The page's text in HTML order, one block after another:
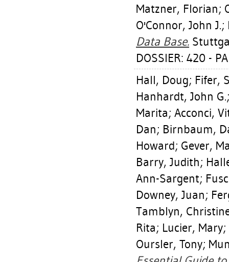
Matzner, Florian;
O'Connor, John J.;
Data Base.
DOSSIER: 420 -
Hall, Doug; Fifer,
Hanhardt, John G.
Marita; Acconci,
Dan; Birnbaum,
Howard; Gever,
Barry, Judith;
Ann-Sargent;
Downey, Juan;
Tamblyn,
Rita; Lucier, Mary;
Oursler, Tony;